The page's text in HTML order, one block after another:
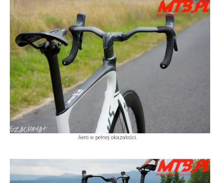
Aero w pełnej okazałości.